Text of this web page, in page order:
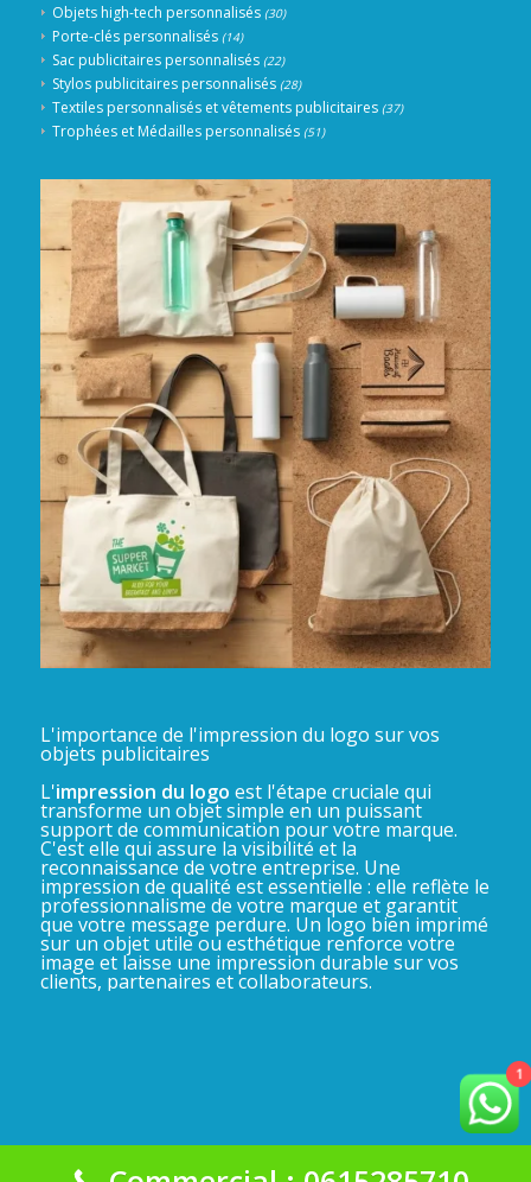
Objets high-tech personnalisés (30)
Porte-clés personnalisés (14)
Sac publicitaires personnalisés (22)
Stylos publicitaires personnalisés (28)
Textiles personnalisés et vêtements publicitaires (37)
Trophées et Médailles personnalisés (51)
L'importance de l'impression du logo sur vos
objets publicitaires
L'impression du logo est l'étape cruciale qui
transforme un objet simple en un puissant
support de communication pour votre marque.
C'est elle qui assure la visibilité et la
reconnaissance de votre entreprise. Une
impression de qualité est essentielle : elle reflète le
professionnalisme de votre marque et garantit
que votre message perdure. Un logo bien imprimé
sur un objet utile ou esthétique renforce votre
image et laisse une impression durable sur vos
clients, partenaires et collaborateurs.
1